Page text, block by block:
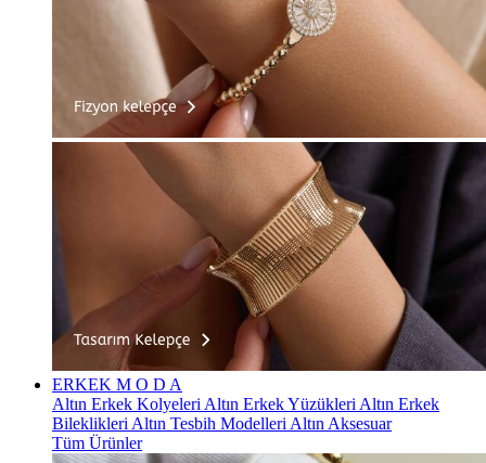
ERKEK M O D A
Altın Erkek Kolyeleri Altın Erkek Yüzükleri Altın Erkek
Bileklikleri Altın Tesbih Modelleri Altın Aksesuar
Tüm Ürünler